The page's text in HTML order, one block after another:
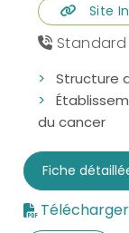
Site
Structure
du cancer
Fiche